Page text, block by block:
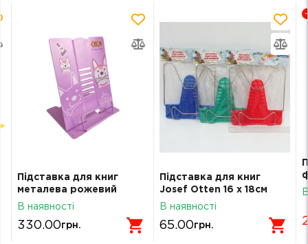
Підставка для книг
металева рожевий
ZB.3503-10
В наявності
330.00грн.
Підставка для книг
Josef Otten 16 х 18см
128K
В наявності
65.00грн.